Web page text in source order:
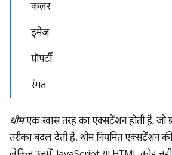
कलर
इमेज
प्रॉपर्टी
रंगत
थीमएक खास तरह का एक्सटेंशन होती है, जो
तरीका बदल देती है. थीम नियमित एक्सटेंशन